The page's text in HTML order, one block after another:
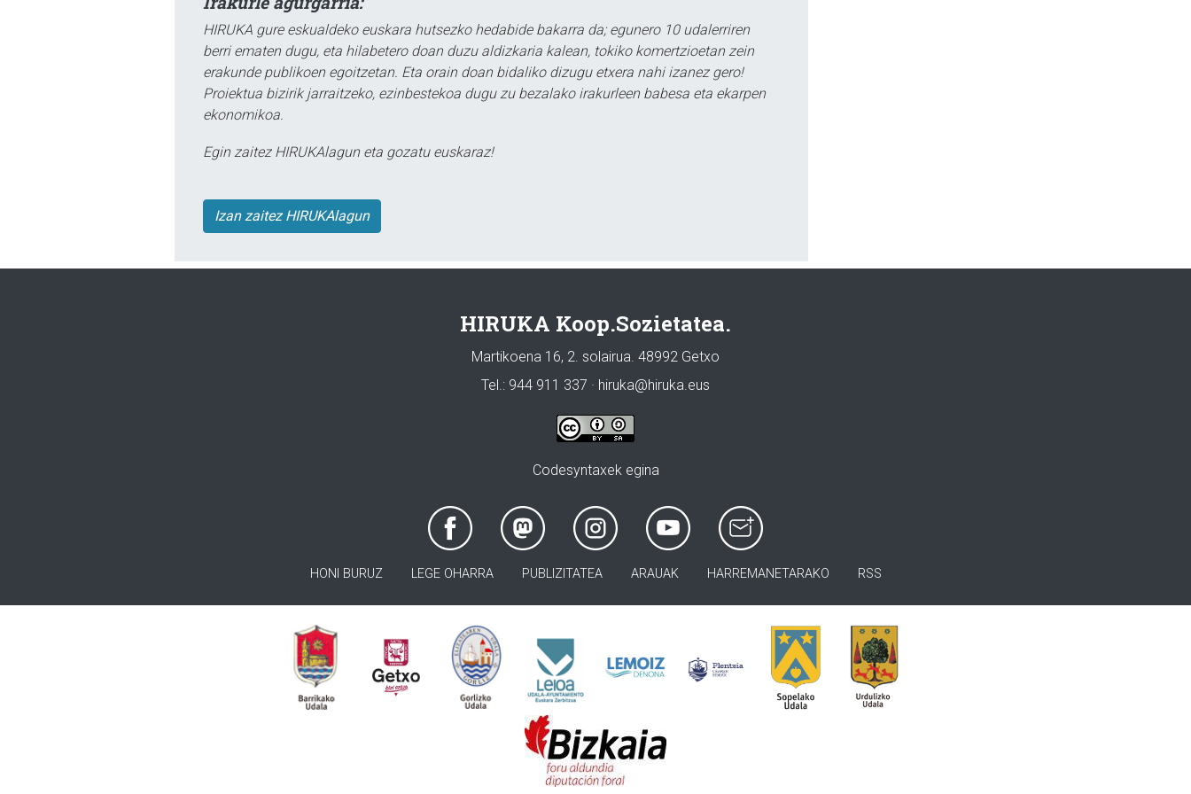
HIRUKA gure eskualdeko euskara hutsezko hedabide bakarra da; egunero 10 udalerriren
berri ematen dugu, eta hilabetero doan duzu aldizkaria kalean, tokiko komertzioetan zein
erakunde publikoen egoitzetan. Eta orain doan bidaliko dizugu etxera nahi izanez gero!
Proiektua bizirik jarraitzeko, ezinbestekoa dugu zu bezalako irakurleen babesa eta ekarpen
ekonomikoa.
Egin zaitez HIRUKAlagun eta gozatu euskaraz!
Izan zaitez HIRUKAlagun
HIRUKA Koop.Sozietatea.
Martikoena 16, 2. solairua. 48992 Getxo
Tel.: 944 911 337 · hiruka@hiruka.eus
Codesyntaxek egina
HONI BURUZ LEGE OHARRA PUBLIZITATEA ARAUAK HARREMANETARAKO RSS